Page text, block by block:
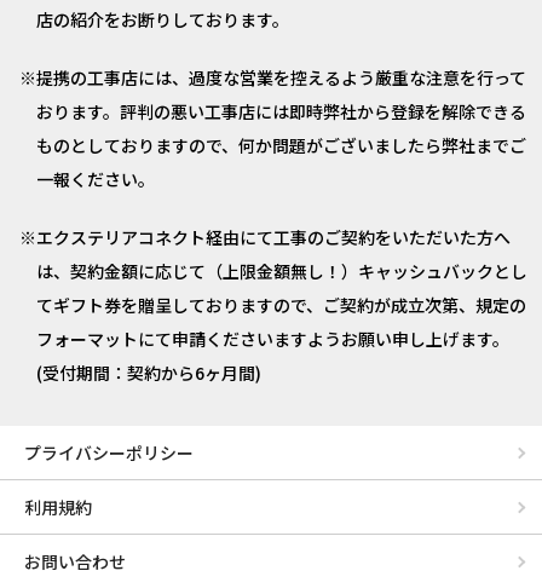
店の紹介をお断りしております。
提携の工事店には、過度な営業を控えるよう厳重な注意を行って
おります。評判の悪い工事店には即時弊社から登録を解除できる
ものとしておりますので、何か問題がございましたら弊社までご
一報ください。
エクステリアコネクト経由にて工事のご契約をいただいた方へ
は、契約金額に応じて（上限金額無し！）キャッシュバックとし
てギフト券を贈呈しておりますので、ご契約が成立次第、規定の
フォーマットにて申請くださいますようお願い申し上げます。
(受付期間：契約から6ヶ月間)
プライバシーポリシー
利用規約
お問い合わせ